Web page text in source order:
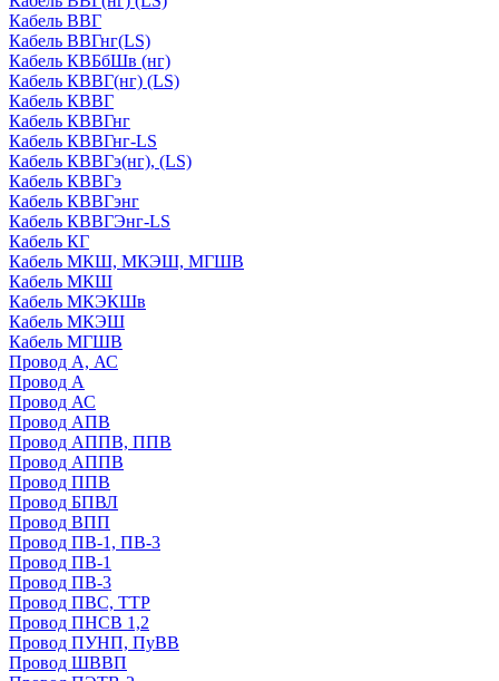
Кабель ВВГ
Кабель ВВГнг(LS)
Кабель КВБбШв (нг)
Кабель КВВГ(нг) (LS)
Кабель КВВГ
Кабель КВВГнг
Кабель КВВГнг-LS
Кабель КВВГэ(нг), (LS)
Кабель КВВГэ
Кабель КВВГэнг
Кабель КВВГЭнг-LS
Кабель КГ
Кабель МКШ, МКЭШ, МГШВ
Кабель МКШ
Кабель МКЭКШв
Кабель МКЭШ
Кабель МГШВ
Провод А, АС
Провод А
Провод АС
Провод АПВ
Провод АППВ, ППВ
Провод АППВ
Провод ППВ
Провод БПВЛ
Провод ВПП
Провод ПВ-1, ПВ-3
Провод ПВ-1
Провод ПВ-3
Провод ПВС, ТТР
Провод ПНСВ 1,2
Провод ПУНП, ПуВВ
Провод ШВВП